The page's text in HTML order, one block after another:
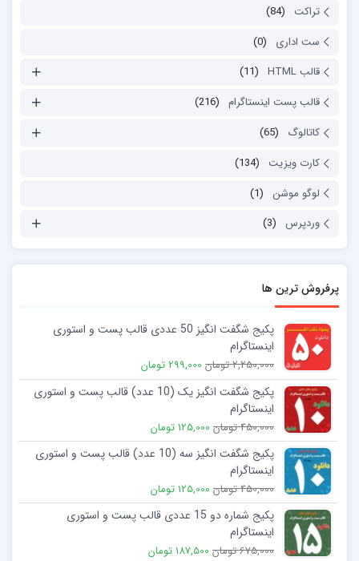
تراکت
(84)
ست اداری
(0)
قالب HTML
(11)
قالب پست اینستاگرام (216)
کاتالوگ
(65)
کارت ویزیت
(134)
لوگو موشن
(1)
وردپرس
(3)
پرفروش ترین ها
پکیج شگفت انگیز 50 عددی قالب پست و استوری
اینستاگرام
2,250,000 تومان 299,000 تومان
پکیج شگفت انگیز یک (10 عدد) قالب پست و استوری
اینستاگرام
450,000 تومان 125,000 تومان
پکیج شگفت انگیز سه (10 عدد) قالب پست و استوری
اینستاگرام
450,000 تومان 125,000 تومان
پکیج شماره دو 15 عددی قالب پست و استوری
اینستاگرام
675,000 تومان 187,500 تومان